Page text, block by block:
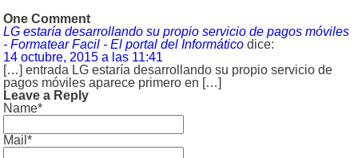
One Comment
LG estaría desarrollando su propio servicio de pagos móviles
- Formatear Facil - El portal del Informático dice:
14 octubre, 2015 a las 11:41
[…] entrada LG estaría desarrollando su propio servicio de
pagos móviles aparece primero en […]
Leave a Reply
Name*
Mail*